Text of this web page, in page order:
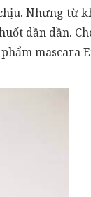
Nhưng từ
dần dần.
mascara